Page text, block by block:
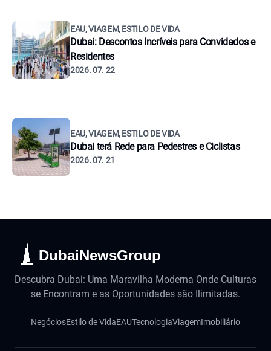
EAU, VIAGEM, ESTILO DE VIDA
Dubai: Descontos Incríveis para Convidados e
Residentes
2026. 07. 22
EAU, VIAGEM, ESTILO DE VIDA
Dubai terá Rede para Pedestres e Ciclistas
2026. 07. 21
DubaiNewsGroup
Descubra Dubai: Uma Maravilha Moderna Onde Culturas
se Encontram e as Oportunidades são Ilimitadas.
NegóciosEstilo de VidaEAUTecnologiaViagemImobiliário